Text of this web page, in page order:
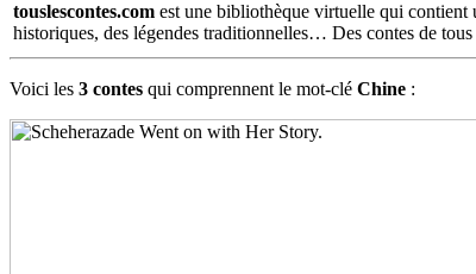
touslescontes.com est une bibliothèque virtuelle qui contient
historiques, des légendes traditionnelles… Des contes de
Voici les 3 contes qui comprennent le mot-clé Chine :